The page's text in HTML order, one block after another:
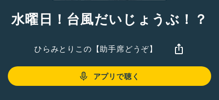
水曜日！台風だいじょうぶ！？
ひらみとりこの【助手席どうぞ】
アプリで聴く